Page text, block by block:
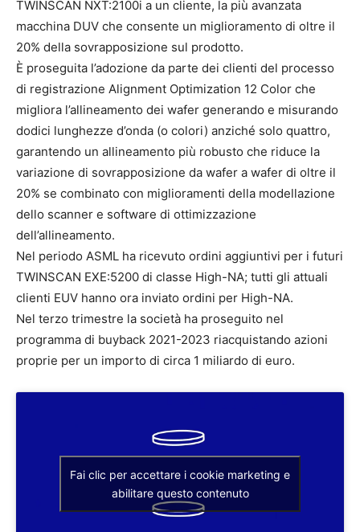
TWINSCAN NXT:2100i a un cliente, la più avanzata
macchina DUV che consente un miglioramento di oltre il
20% della sovrapposizione sul prodotto.
È proseguita l’adozione da parte dei clienti del processo
di registrazione Alignment Optimization 12 Color che
migliora l’allineamento dei wafer generando e misurando
dodici lunghezze d’onda (o colori) anziché solo quattro,
garantendo un allineamento più robusto che riduce la
variazione di sovrapposizione da wafer a wafer di oltre il
20% se combinato con miglioramenti della modellazione
dello scanner e software di ottimizzazione
dell’allineamento.
Nel periodo ASML ha ricevuto ordini aggiuntivi per i futuri
TWINSCAN EXE:5200 di classe High-NA; tutti gli attuali
clienti EUV hanno ora inviato ordini per High-NA.
Nel terzo trimestre la società ha proseguito nel
programma di buyback 2021-2023 riacquistando azioni
proprie per un importo di circa 1 miliardo di euro.
Fai clic per accettare i cookie marketing e
abilitare questo contenuto